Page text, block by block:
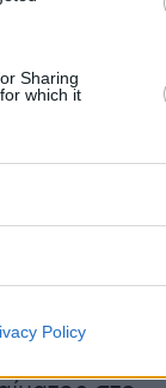
Sharing
which it
Policy
μόνο η
θάνατο της
άρχισε να